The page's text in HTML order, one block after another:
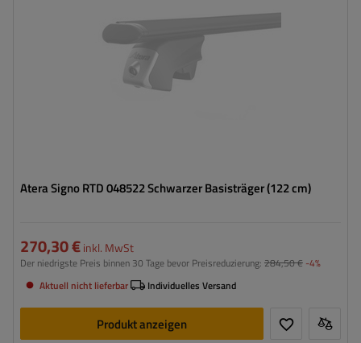
Atera Signo RTD 048522 Schwarzer Basisträger (122 cm)
270,30 €inkl. MwSt
Der niedrigste Preis binnen 30 Tage bevor Preisreduzierung: 284,50 € -4%
Aktuell nicht lieferbar
Individuelles Versand
Produkt anzeigen